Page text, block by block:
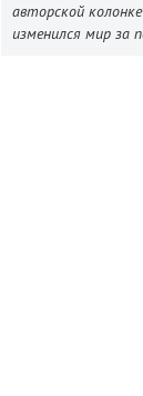
авторской
изменился мир за